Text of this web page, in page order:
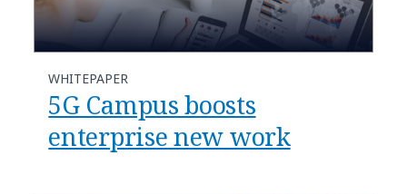
WHITEPAPER
5G Campus boosts
enterprise new work